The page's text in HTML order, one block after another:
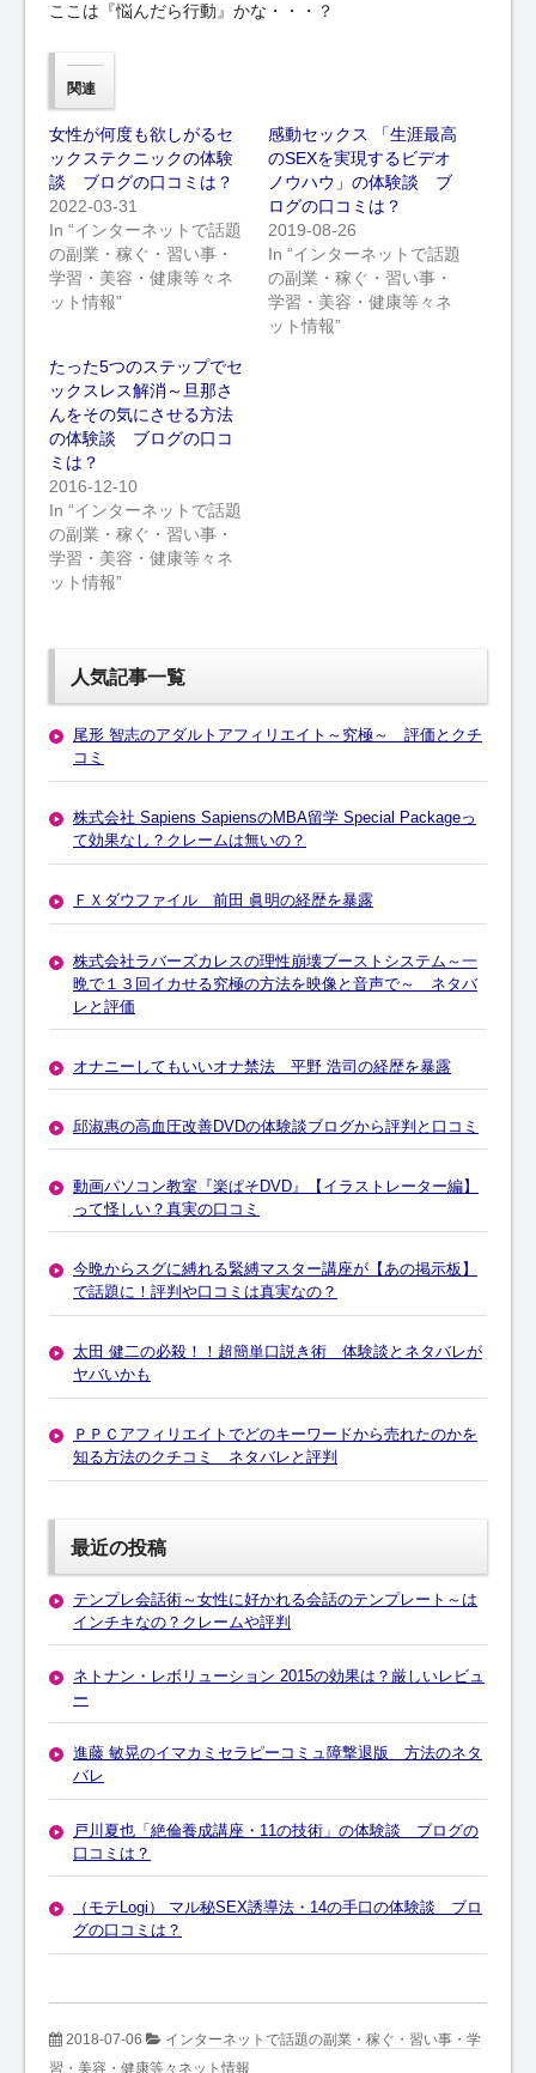
ここは『悩んだら行動』かな・・・？
関連
女性が何度も欲しがるセ
ックステクニックの体験
談 ブログの口コミは？
2022-03-31
In “インターネットで話題
の副業・稼ぐ・習い事・
学習・美容・健康等々ネ
ット情報”
感動セックス 「生涯最高
のSEXを実現するビデオ
ノウハウ」の体験談 ブ
ログの口コミは？
2019-08-26
In “インターネットで話題
の副業・稼ぐ・習い事・
学習・美容・健康等々ネ
ット情報”
たった5つのステップでセ
ックスレス解消～旦那さ
んをその気にさせる方法
の体験談 ブログの口コ
ミは？
2016-12-10
In “インターネットで話題
の副業・稼ぐ・習い事・
学習・美容・健康等々ネ
ット情報”
人気記事一覧
尾形 智志のアダルトアフィリエイト～究極～ 評価とクチ
コミ
株式会社 Sapiens SapiensのMBA留学 Special Packageっ
て効果なし？クレームは無いの？
ＦＸダウファイル 前田 眞明の経歴を暴露
株式会社ラバーズカレスの理性崩壊ブーストシステム～一
晩で１３回イカせる究極の方法を映像と音声で～ ネタバ
レと評価
オナニーしてもいいオナ禁法 平野 浩司の経歴を暴露
邱淑惠の高血圧改善DVDの体験談ブログから評判と口コミ
動画パソコン教室『楽ぱそDVD』【イラストレーター編】
って怪しい？真実の口コミ
今晩からスグに縛れる緊縛マスター講座が【あの掲示板】
で話題に！評判や口コミは真実なの？
太田 健二の必殺！！超簡単口説き術 体験談とネタバレが
ヤバいかも
ＰＰＣアフィリエイトでどのキーワードから売れたのかを
知る方法のクチコミ ネタバレと評判
最近の投稿
テンプレ会話術～女性に好かれる会話のテンプレート～は
インチキなの？クレームや評判
ネトナン・レボリューション 2015の効果は？厳しいレビュ
ー
進藤 敏晃のイマカミセラピーコミュ障撃退版 方法のネタ
バレ
戸川夏也「絶倫養成講座・11の技術」の体験談 ブログの
口コミは？
（モテLogi） マル秘SEX誘導法・14の手口の体験談 ブロ
グの口コミは？
2018-07-06
インターネットで話題の副業・稼ぐ・習い事・学
習・美容・健康等々ネット情報